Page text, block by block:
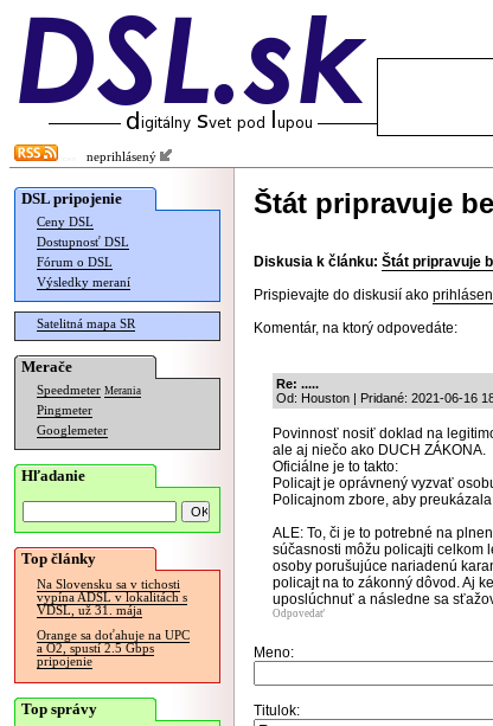
neprihlásený
DSL pripojenie
Ceny DSL
Dostupnosť DSL
Fórum o DSL
Výsledky meraní
Satelitná mapa SR
Merače
Speedmeter Merania
Pingmeter
Googlemeter
Hľadanie
Top články
Na Slovensku sa v tichosti
vypína ADSL v lokalitách s
VDSL, už 31. mája
Orange sa doťahuje na UPC
a O2, spustí 2.5 Gbps
pripojenie
Top správy
Štát pripravuje
Diskusia k článku: Štát pripravuje
Prispievajte do diskusií ako
Komentár, na ktorý odpovedáte:
Re: .....
Od: Houston | Pridané: 2021-06-16
Povinnosť nosiť doklad na
ale aj niečo ako DUCH ZÁKONA.
Oficiálne je to takto:
Policajt je oprávnený vyzvať
Policajnom zbore, aby
ALE: To, či je to potrebné na
súčasnosti môžu policajti celkom
osoby porušujúce nariadenú
policajt na to zákonný dôvod. Aj
uposlúchnuť a následne sa
Odpovedať
Meno:
Titulok: